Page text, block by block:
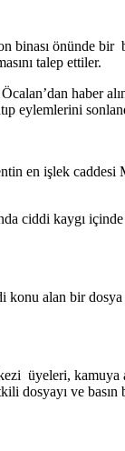
önünde bir
talep ettiler.
haber
eylemlerini
en işlek caddesi
ciddi kaygı
konu alan bir
üyeleri, kamuya
dosyayı ve